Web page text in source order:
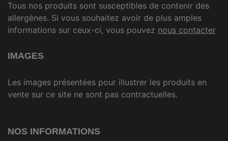
Tous nos produits sont susceptibles de contenir des
allergènes. Si vous souhaitez avoir de plus amples
informations sur ceux-ci, vous pouvez nous contacter
IMAGES
Les images présentées pour illustrer les produits en
vente sur ce site ne sont pas contractuelles.
NOS INFORMATIONS